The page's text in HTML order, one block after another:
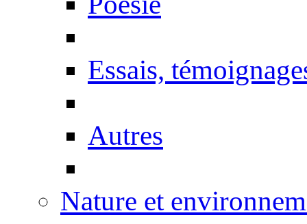
Essais,
Autres
Nature et